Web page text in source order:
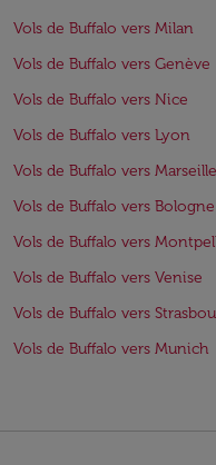
Vols de Buffalo vers Milan
Vols de Buffalo vers Genève
Vols de Buffalo vers Nice
Vols de Buffalo vers Lyon
Vols de Buffalo vers Marseille
Vols de Buffalo vers Bologne
Vols de Buffalo vers
Vols de Buffalo vers Venise
Vols de Buffalo vers
Vols de Buffalo vers Munich